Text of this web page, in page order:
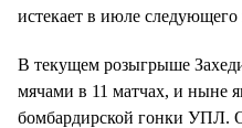
истекает в июле следующего
В текущем розыгрыше
мячами в 11 матчах, и ныне
бомбардирской гонки УПЛ.